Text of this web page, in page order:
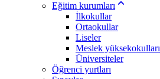
Eğitim kurumları
İlkokullar
Ortaokullar
Liseler
Meslek yüksekokulları
Üniversiteler
Öğrenci yurtları